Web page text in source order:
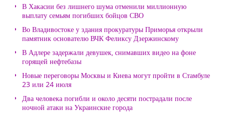
В Хакасии без лишнего шума отменили миллионную
выплату семьям погибших бойцов СВО
Во Владивостоке у здания прокуратуры Приморья открыли
памятник основателю ВЧК Феликсу Дзержинскому
В Адлере задержали девушек, снимавших видео на фоне
горящей нефтебазы
Новые переговоры Москвы и Киева могут пройти в Стамбуле
23 или 24 июля
Два человека погибли и около десяти пострадали после
ночной атаки на Украинские города